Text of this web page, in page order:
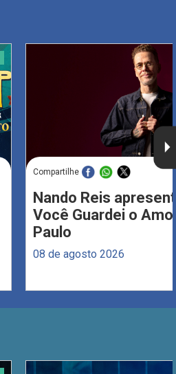
Compartilhe
Nando Reis
Você Guardei o
Paulo
08 de agosto 2026